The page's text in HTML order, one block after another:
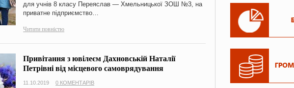
для учнів 8 класу Переяслав — Хмельницької ЗОШ №3, на
приватне підприємство…
Читати повністю
Привітання з ювілеєм Дахновській Наталії
Петрівні від місцевого самоврядування
11.10.2019 0 КОМЕНТАРІВ